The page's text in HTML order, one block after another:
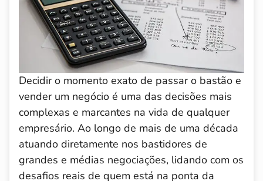
Decidir o momento exato de passar o bastão e
vender um negócio é uma das decisões mais
complexas e marcantes na vida de qualquer
empresário. Ao longo de mais de uma década
atuando diretamente nos bastidores de
grandes e médias negociações, lidando com os
desafios reais de quem está na ponta da